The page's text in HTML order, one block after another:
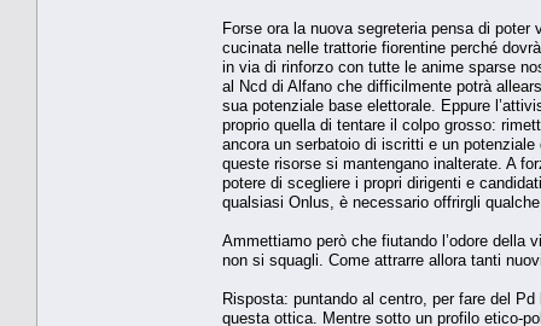
Forse ora la nuova segreteria pensa di
cucinata nelle trattorie fiorentine perché
in via di rinforzo con tutte le anime sparse
al Ncd di Alfano che difficilmente potrà
sua potenziale base elettorale. Eppure
proprio quella di tentare il colpo grosso:
ancora un serbatoio di iscritti e un
queste risorse si mantengano inalterate. A
potere di scegliere i propri dirigenti e
qualsiasi Onlus, è necessario offrirgli
Ammettiamo però che fiutando l’odore della
non si squagli. Come attrarre allora tanti
Risposta: puntando al centro, per fare del
questa ottica. Mentre sotto un profilo etico-